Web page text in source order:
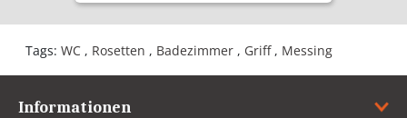
Tags: WC , Rosetten , Badezimmer , Griff , Messing
Informationen